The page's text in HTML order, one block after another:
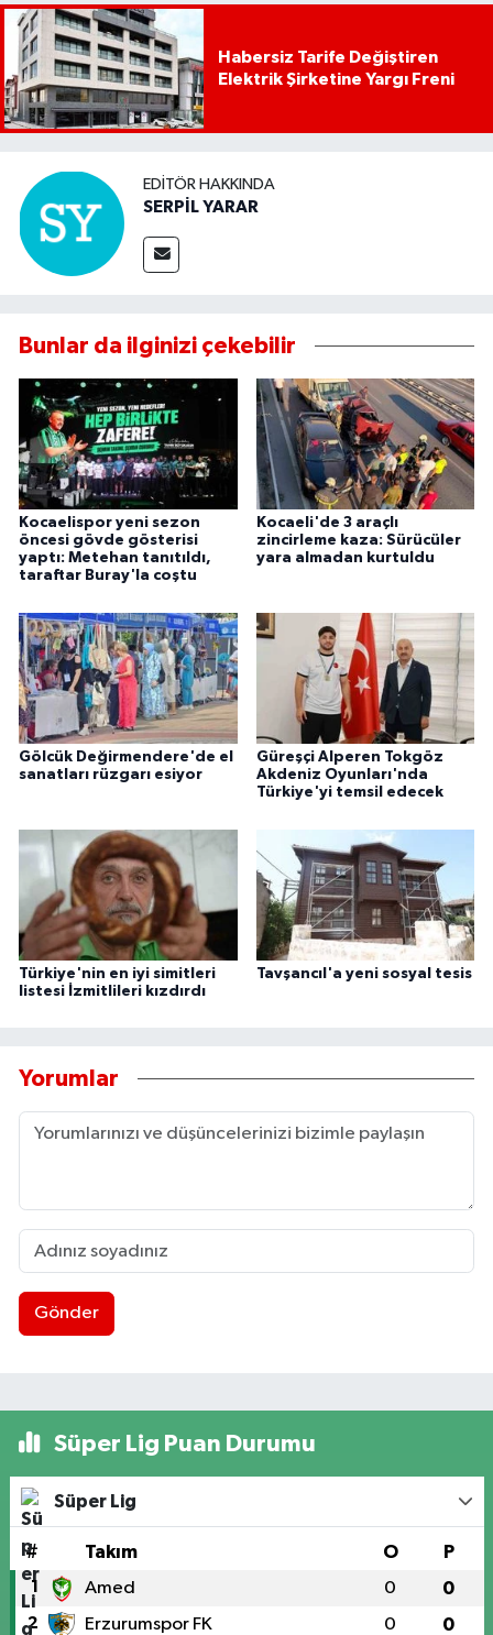
Habersiz Tarife Değiştiren
Elektrik Şirketine Yargı Freni
EDITÖR HAKKINDA
SERPİL YARAR
Bunlar da ilginizi çekebilir
Kocaelispor yeni sezon
öncesi gövde gösterisi
yaptı: Metehan tanıtıldı,
taraftar Buray'la coştu
Kocaeli'de 3 araçlı
zincirleme kaza: Sürücüler
yara almadan kurtuldu
Gölcük Değirmendere'de el
sanatları rüzgarı esiyor
Güreşçi Alperen Tokgöz
Akdeniz Oyunları'nda
Türkiye'yi temsil edecek
Türkiye'nin en iyi simitleri
listesi İzmitlileri kızdırdı
Tavşancıl'a yeni sosyal tesis
Yorumlar
Gönder
Süper Lig Puan Durumu
Süper Lig
# Takım O P
1 Amed 0 0
2 Erzurumspor FK 0 0